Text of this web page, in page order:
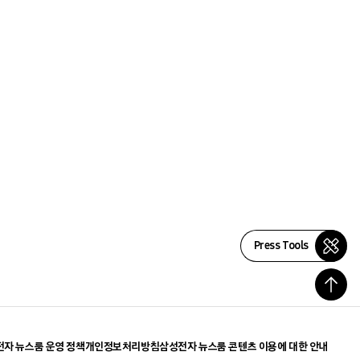
Press Tools
자 뉴스룸 운영 정책개인정보처리방침삼성전자 뉴스룸 콘텐츠 이용에 대한 안내